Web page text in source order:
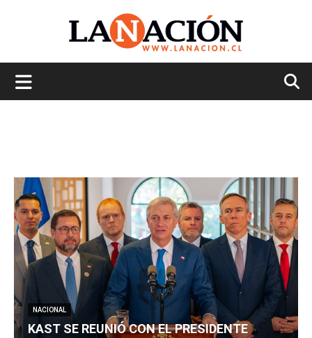
NACIONAL
KAST SE REUNIÓ CON EL PRESIDENTE